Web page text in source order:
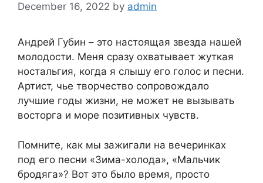
December 16, 2022 by admin
Андрей Губин – это настоящая звезда нашей
молодости. Меня сразу охватывает жуткая
ностальгия, когда я слышу его голос и песни.
Артист, чье творчество сопровождало
лучшие годы жизни, не может не вызывать
восторга и море позитивных чувств.
Помните, как мы зажигали на вечеринках
под его песни «Зима-холода», «Мальчик
бродяга»? Вот это было время, просто